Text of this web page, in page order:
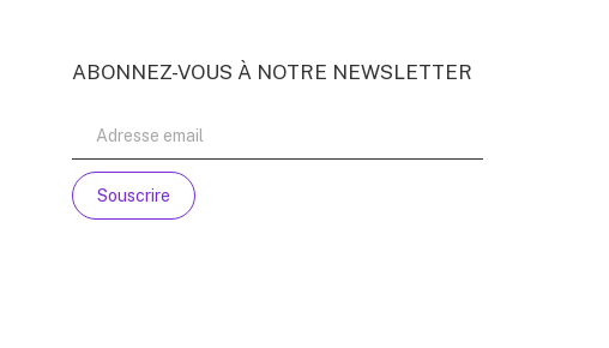
ABONNEZ-VOUS À NOTRE NEWSLETTER